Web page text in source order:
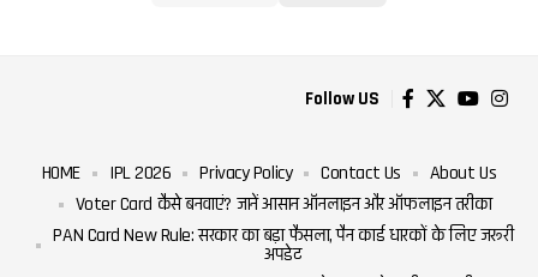
Follow US
HOME IPL 2026 Privacy Policy Contact Us
About Us
Voter Card कैसे बनवाएं? जानें आसान ऑनलाइन और ऑफलाइन तरीका
PAN Card New Rule: सरकार का बड़ा फैसला, पैन कार्ड धारकों के लिए जरूरी
अपडेट